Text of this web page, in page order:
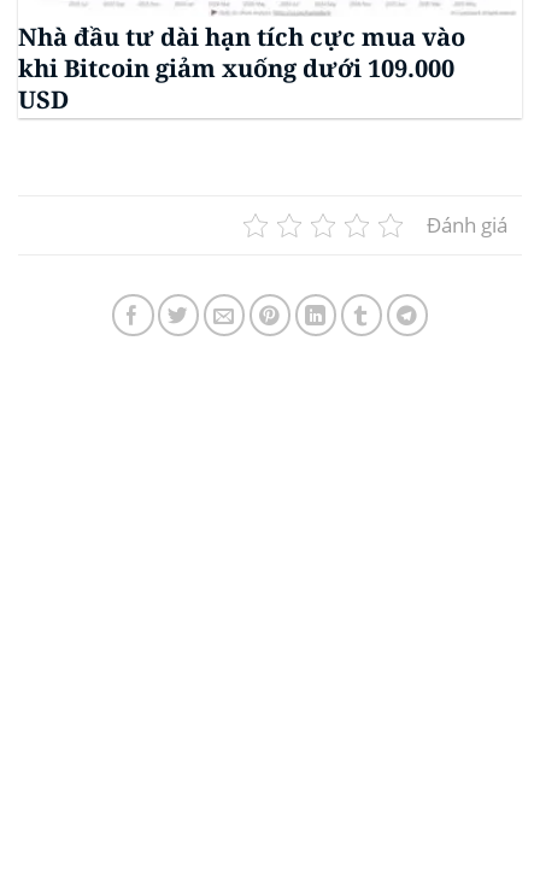
Nhà đầu tư dài hạn tích cực mua vào
khi Bitcoin giảm xuống dưới 109.000
USD
Đánh giá